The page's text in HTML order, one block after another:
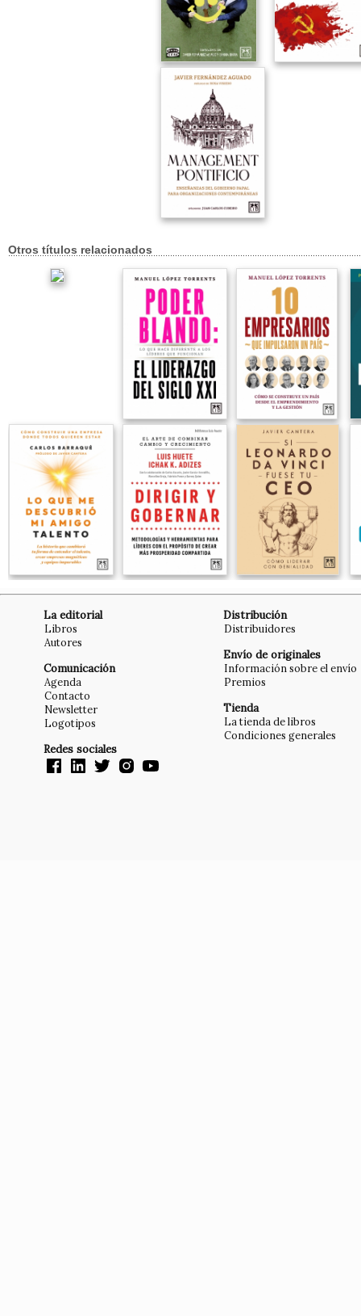
Otros títulos relacionados
La editorial
Libros
Autores
Comunicación
Agenda
Contacto
Newsletter
Logotipos
Redes sociales
Distribución
Distribuidores
Envío de originales
Información sobre el envío
Premios
Tienda
La tienda de libros
Condiciones generales